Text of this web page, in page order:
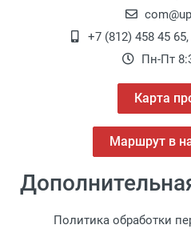
+7 (812) 458 45 65,
Пн-Пт
Карта
Маршрут в
Политика обработки